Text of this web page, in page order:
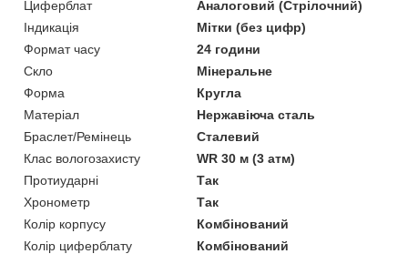
Циферблат
Аналоговий (Стрілочний)
Індикація
Мітки (без цифр)
Формат часу
24 години
Скло
Мінеральне
Форма
Кругла
Матеріал
Нержавіюча сталь
Браслет/Ремінець
Сталевий
Клас вологозахисту
WR 30 м (3 атм)
Протиударні
Так
Хронометр
Так
Колір корпусу
Комбінований
Колір циферблату
Комбінований